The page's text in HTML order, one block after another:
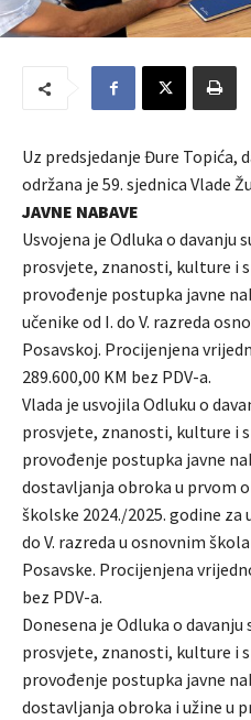
Uz predsjedanje Đure Topića,
održana je 59. sjednica Vlade
JAVNE NABAVE
Usvojena je Odluka o
prosvjete, znanosti, kulture i
provođenje postupka javne
učenike od I. do V. razreda
Posavskoj. Procijenjena
289.600,00 KM bez PDV-a.
Vlada je usvojila Odluku o
prosvjete, znanosti, kulture i
provođenje postupka javne
dostavljanja obroka u prvom
školske 2024./2025. godine za
do V. razreda u osnovnim
Posavske. Procijenjena
bez PDV-a.
Donesena je Odluka o
prosvjete, znanosti, kulture i
provođenje postupka javne
dostavljanja obroka i užine u